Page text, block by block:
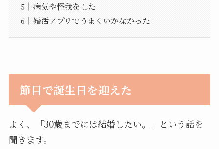
病気や怪我をした
婚活アプリでうまくいかなかった
節目で誕生日を迎えた
よく、「30歳までには結婚したい。」という話を
聞きます。